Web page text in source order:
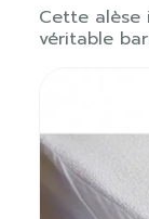
Cette alèse
véritable